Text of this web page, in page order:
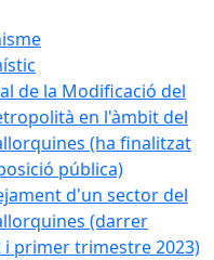
de la Modificació del
en l'àmbit del
(ha finalitzat
pública)
d'un sector del
(darrer
primer trimestre 2023)